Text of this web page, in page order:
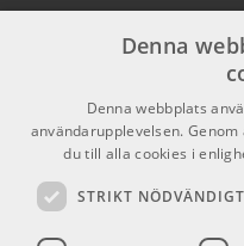
Försäljningsvillkor
Inlogg för återförsäljare
Denna
Denna webbplats
användarupplevelsen.
du till alla cookies i
STRIKT NÖDVÄNDIGT